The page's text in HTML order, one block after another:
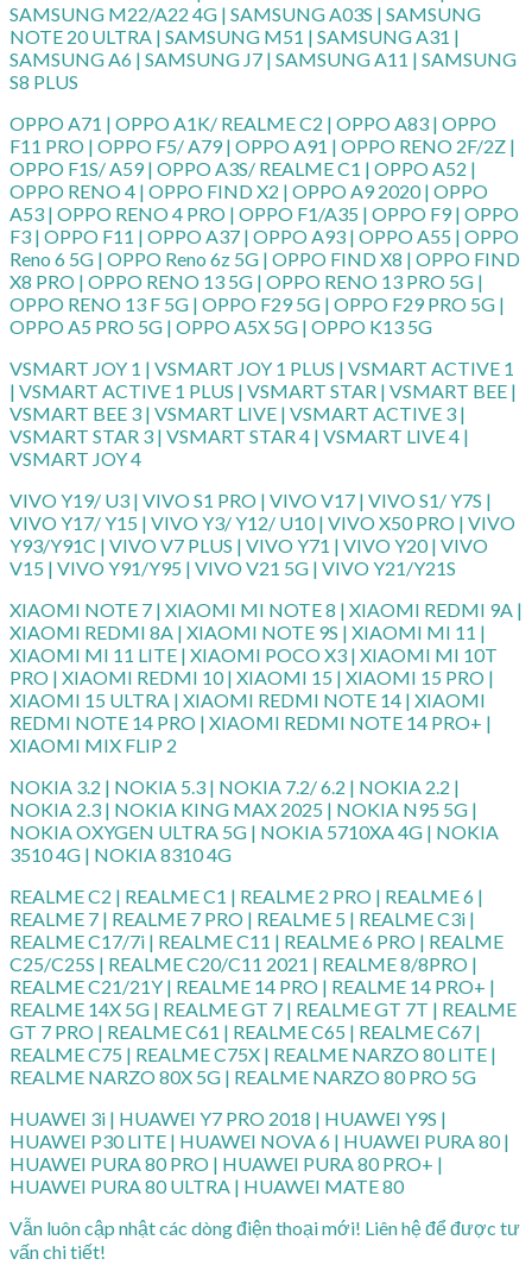
SAMSUNG M22/A22 4G | SAMSUNG A03S | SAMSUNG
NOTE 20 ULTRA | SAMSUNG M51 | SAMSUNG A31 |
SAMSUNG A6 | SAMSUNG J7 | SAMSUNG A11 | SAMSUNG
S8 PLUS
OPPO A71 | OPPO A1K/ REALME C2 | OPPO A83 | OPPO
F11 PRO | OPPO F5/ A79 | OPPO A91 | OPPO RENO 2F/2Z |
OPPO F1S/ A59 | OPPO A3S/ REALME C1 | OPPO A52 |
OPPO RENO 4 | OPPO FIND X2 | OPPO A9 2020 | OPPO
A53 | OPPO RENO 4 PRO | OPPO F1/A35 | OPPO F9 | OPPO
F3 | OPPO F11 | OPPO A37 | OPPO A93 | OPPO A55 | OPPO
Reno 6 5G | OPPO Reno 6z 5G | OPPO FIND X8 | OPPO FIND
X8 PRO | OPPO RENO 13 5G | OPPO RENO 13 PRO 5G |
OPPO RENO 13 F 5G | OPPO F29 5G | OPPO F29 PRO 5G |
OPPO A5 PRO 5G | OPPO A5X 5G | OPPO K13 5G
VSMART JOY 1 | VSMART JOY 1 PLUS | VSMART ACTIVE 1
| VSMART ACTIVE 1 PLUS | VSMART STAR | VSMART BEE |
VSMART BEE 3 | VSMART LIVE | VSMART ACTIVE 3 |
VSMART STAR 3 | VSMART STAR 4 | VSMART LIVE 4 |
VSMART JOY 4
VIVO Y19/ U3 | VIVO S1 PRO | VIVO V17 | VIVO S1/ Y7S |
VIVO Y17/ Y15 | VIVO Y3/ Y12/ U10 | VIVO X50 PRO | VIVO
Y93/Y91C | VIVO V7 PLUS | VIVO Y71 | VIVO Y20 | VIVO
V15 | VIVO Y91/Y95 | VIVO V21 5G | VIVO Y21/Y21S
XIAOMI NOTE 7 | XIAOMI MI NOTE 8 | XIAOMI REDMI 9A |
XIAOMI REDMI 8A | XIAOMI NOTE 9S | XIAOMI MI 11 |
XIAOMI MI 11 LITE | XIAOMI POCO X3 | XIAOMI MI 10T
PRO | XIAOMI REDMI 10 | XIAOMI 15 | XIAOMI 15 PRO |
XIAOMI 15 ULTRA | XIAOMI REDMI NOTE 14 | XIAOMI
REDMI NOTE 14 PRO | XIAOMI REDMI NOTE 14 PRO+ |
XIAOMI MIX FLIP 2
NOKIA 3.2 | NOKIA 5.3 | NOKIA 7.2/ 6.2 | NOKIA 2.2 |
NOKIA 2.3 | NOKIA KING MAX 2025 | NOKIA N95 5G |
NOKIA OXYGEN ULTRA 5G | NOKIA 5710XA 4G | NOKIA
3510 4G | NOKIA 8310 4G
REALME C2 | REALME C1 | REALME 2 PRO | REALME 6 |
REALME 7 | REALME 7 PRO | REALME 5 | REALME C3i |
REALME C17/7i | REALME C11 | REALME 6 PRO | REALME
C25/C25S | REALME C20/C11 2021 | REALME 8/8PRO |
REALME C21/21Y | REALME 14 PRO | REALME 14 PRO+ |
REALME 14X 5G | REALME GT 7 | REALME GT 7T | REALME
GT 7 PRO | REALME C61 | REALME C65 | REALME C67 |
REALME C75 | REALME C75X | REALME NARZO 80 LITE |
REALME NARZO 80X 5G | REALME NARZO 80 PRO 5G
HUAWEI 3i | HUAWEI Y7 PRO 2018 | HUAWEI Y9S |
HUAWEI P30 LITE | HUAWEI NOVA 6 | HUAWEI PURA 80 |
HUAWEI PURA 80 PRO | HUAWEI PURA 80 PRO+ |
HUAWEI PURA 80 ULTRA | HUAWEI MATE 80
Vẫn luôn cập nhật các dòng điện thoại mới! Liên hệ để được tư
vấn chi tiết!